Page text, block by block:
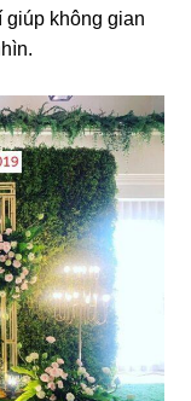
giúp không gian